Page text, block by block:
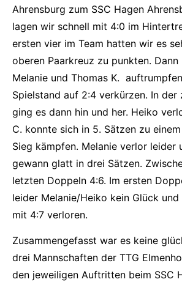
Ahrensburg zum SSC Hagen
lagen wir schnell mit 4:0 im
ersten vier im Team hatten wir es
oberen Paarkreuz zu punkten.
Melanie und Thomas K.
Spielstand auf 2:4 verkürzen. In der
ging es dann hin und her. Heiko
C. konnte sich in 5. Sätzen zu
Sieg kämpfen. Melanie verlor leider
gewann glatt in drei Sätzen.
letzten Doppeln 4:6. Im ersten
leider Melanie/Heiko kein Glück
mit 4:7 verloren.
Zusammengefasst war es keine
drei Mannschaften der TTG
den jeweiligen Auftritten beim SSC